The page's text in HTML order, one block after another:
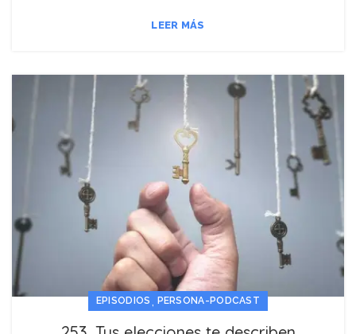
LEER MÁS
EPISODIOS , PERSONA-PODCAST